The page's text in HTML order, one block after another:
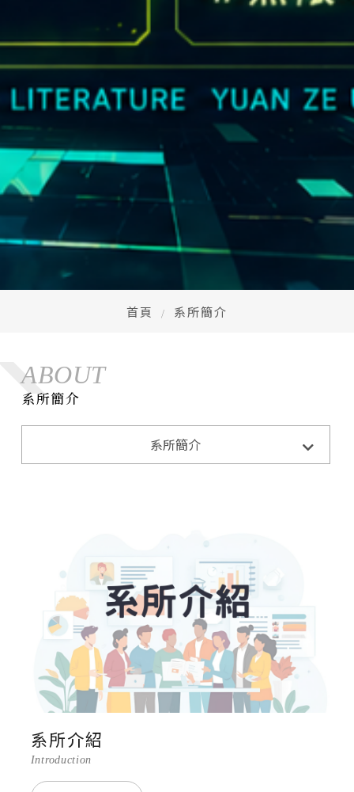
首頁 系所簡介
ABOUT
系所簡介
系所簡介
相關法規與表單 學術研究
系所介紹
Introduction